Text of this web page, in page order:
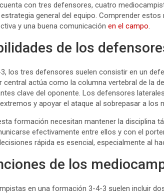
con tres defensores, cuatro
general del equipo. Comprender
y una buena comunicación en el campo.
de los
los tres defensores suelen consistir en un
central actúa como la columna vertebral de la
clave del oponente. Los defensores
y apoyar el ataque al sobrepasar a los
formación necesitan mantener la disciplina
efectivamente entre ellos y con el
rápida es esencial, especialmente al
de los
en una formación 3-4-3 suelen incluir